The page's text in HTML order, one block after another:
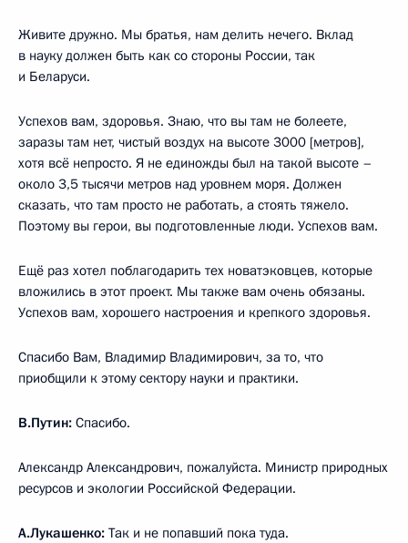
Живите дружно. Мы братья, нам делить нечего. Вклад
в науку должен быть как со стороны России, так
и Беларуси.
Успехов вам, здоровья. Знаю, что вы там не болеете,
заразы там нет, чистый воздух на высоте 3000 [метров],
хотя всё непросто. Я не единожды был на такой высоте –
около 3,5 тысячи метров над уровнем моря. Должен
сказать, что там просто не работать, а стоять тяжело.
Поэтому вы герои, вы подготовленные люди. Успехов вам.
Ещё раз хотел поблагодарить тех новатэковцев, которые
вложились в этот проект. Мы также вам очень обязаны.
Успехов вам, хорошего настроения и крепкого здоровья.
Спасибо Вам, Владимир Владимирович, за то, что
приобщили к этому сектору науки и практики.
В.Путин: Спасибо.
Александр Александрович, пожалуйста. Министр природных
ресурсов и экологии Российской Федерации.
А.Лукашенко: Так и не попавший пока туда.